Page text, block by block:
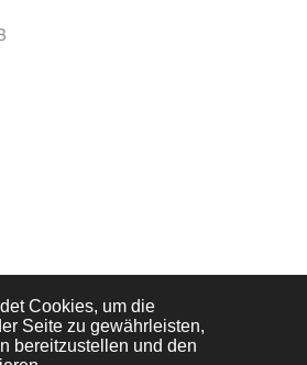
Cookies, um die
Seite zu gewährleisten,
bereitzustellen und den